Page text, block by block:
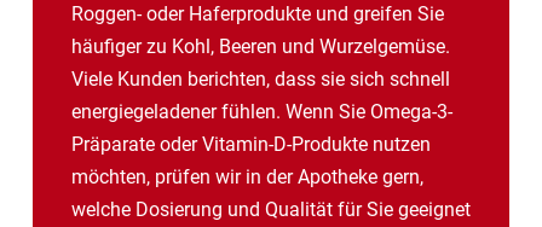
Roggen- oder Haferprodukte und greifen Sie
häufiger zu Kohl, Beeren und Wurzelgemüse.
Viele Kunden berichten, dass sie sich schnell
energiegeladener fühlen. Wenn Sie Omega-3-
Präparate oder Vitamin-D-Produkte nutzen
möchten, prüfen wir in der Apotheke gern,
welche Dosierung und Qualität für Sie geeignet